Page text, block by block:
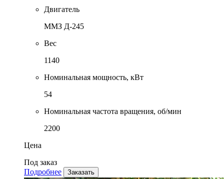
Двигатель
ММЗ Д-245
Вес
1140
Номинальная мощность, кВт
54
Номинальная частота вращения, об/мин
2200
Цена
Под заказ
Подробнее
Заказать